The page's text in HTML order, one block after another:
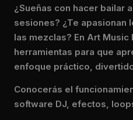
¿Sueñas con hacer bailar
sesiones? ¿Te apasionan
las mezclas? En Art Music
herramientas para que
enfoque práctico,
Conocerás el
software DJ, efectos,